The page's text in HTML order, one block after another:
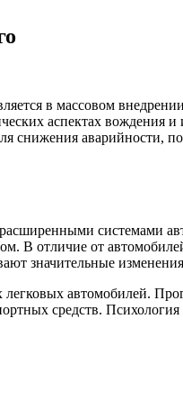
в массовом
аспектах вождения и
снижения аварийности,
системами
В отличие от
значительные
легковых автомобилей.
средств.